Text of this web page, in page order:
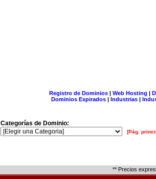
Registro de Dominios| Web Hosting |
Dominios Expirados | Industrias |
Categorías de Dominio:
[Pág.
** Precios